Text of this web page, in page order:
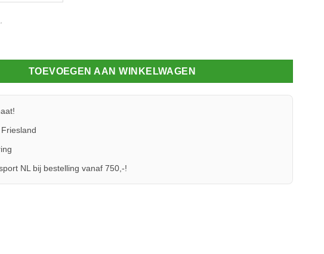
- 60.10 aantal
TOEVOEGEN AAN WINKELWAGEN
NL bij bestelling vanaf 750,-!